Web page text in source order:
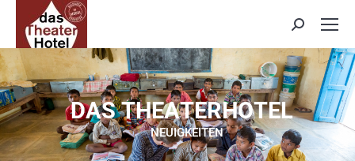
Search:
DAS THEATERHOTEL
NEUIGKEITEN